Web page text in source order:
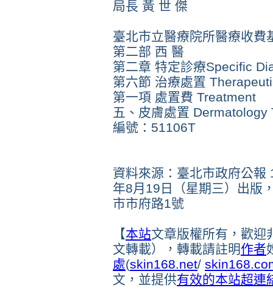
局長 黃 世 傑
臺北市立醫療院所醫療收費
第二部 西 醫
第二章 特定診療Specific
第六節 治療處置
第一項 處置費 Treatment
五、皮膚處置 Dermatology
編號：51106T
資料來源：臺北市政府公
年8月19日（星期三）出版
市市府路1號
【本站文章版權所有，歡迎
文轉載），轉載請註明作者
處(skin168.net/
文，並提供有效的本站超連